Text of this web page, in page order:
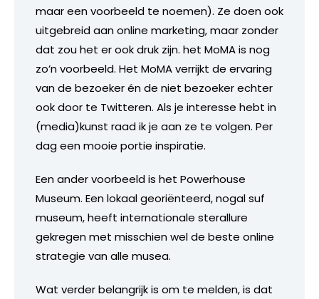
maar een voorbeeld te noemen). Ze doen ook
uitgebreid aan online marketing, maar zonder
dat zou het er ook druk zijn. het MoMA is nog
zo’n voorbeeld. Het MoMA verrijkt de ervaring
van de bezoeker én de niet bezoeker echter
ook door te Twitteren. Als je interesse hebt in
(media)kunst raad ik je aan ze te volgen. Per
dag een mooie portie inspiratie.
Een ander voorbeeld is het Powerhouse
Museum. Een lokaal georiënteerd, nogal suf
museum, heeft internationale sterallure
gekregen met misschien wel de beste online
strategie van alle musea.
Wat verder belangrijk is om te melden, is dat